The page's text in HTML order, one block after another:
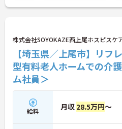
株式会社SOYOKAZE西上尾ホスピスケ
【埼玉県／上尾市】リ
型有料老人ホームでの介
ム社員＞
給料 月収 28.5万円～